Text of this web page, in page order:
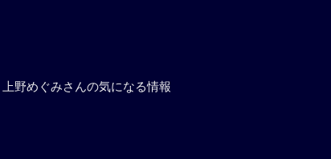
野めぐみさんの気になる情報